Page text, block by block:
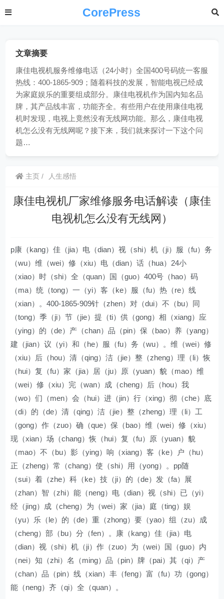
CorePress
文章摘要
康佳电视机服务维修电话（24小时）全国400号码统一客服
热线：400-1865-909；随着科技的发展，智能电视已经成
为家庭娱乐的重要组成部分。康佳电视机作为国内知名品
牌，其产品线丰富，功能齐全。有些用户在使用康佳电视
机时发现，电视上竟然没有无线网功能。那么，康佳电视
机怎么没有无线网呢？接下来，我们就来探讨一下这个问
题…
主页 人生感悟
康佳电视机厂家维修服务电话解读（康佳
电视机怎么没有无线网）
p康（kang）佳（jia）电（dian）视（shi）机（ji）服（fu）务
（wu）维（wei）修（xiu）电（dian）话（hua）24小
（xiao）时（shi）全（quan）国（guo）400号（hao）码
（ma）统（tong）一（yi）客（ke）服（fu）热（re）线
（xian）。400-1865-909针（zhen）对（dui）不（bu）同
（tong）季（ji）节（jie）提（ti）供（gong）相（xiang）应
（ying）的（de）产（chan）品（pin）保（bao）养（yang）
建（jian）议（yi）和（he）服（fu）务（wu）。维（wei）修
（xiu）后（hou）清（qing）洁（jie）整（zheng）理（li）恢
（hui）复（fu）家（jia）居（ju）原（yuan）貌（mao）维
（wei）修（xiu）完（wan）成（cheng）后（hou）我
（wo）们（men）会（hui）进（jin）行（xing）彻（che）底
（di）的（de）清（qing）洁（jie）整（zheng）理（li）工
（gong）作（zuo）确（que）保（bao）维（wei）修（xiu）
现（xian）场（chang）恢（hui）复（fu）原（yuan）貌
（mao）不（bu）影（ying）响（xiang）客（ke）户（hu）
正（zheng）常（chang）使（shi）用（yong）。pp随
（sui）着（zhe）科（ke）技（ji）的（de）发（fa）展
（zhan）智（zhi）能（neng）电（dian）视（shi）已（yi）
经（jing）成（cheng）为（wei）家（jia）庭（ting）娱
（yu）乐（le）的（de）重（zhong）要（yao）组（zu）成
（cheng）部（bu）分（fen）。康（kang）佳（jia）电
（dian）视（shi）机（ji）作（zuo）为（wei）国（guo）内
（nei）知（zhi）名（ming）品（pin）牌（pai）其（qi）产
（chan）品（pin）线（xian）丰（feng）富（fu）功（gong）
能（neng）齐（qi）全（quan）。